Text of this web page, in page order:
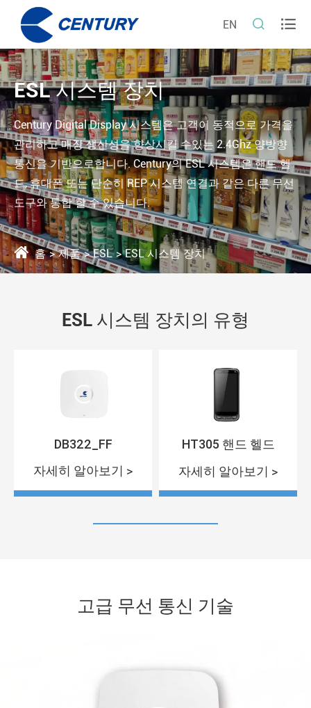
EN  
ESL 시스템 장치
Century Digital Display 시스템은 고객이 동적으로 가격을
관리하고 매장 생산성을 향상시킬 수있는 2.4Ghz 양방향
통신을 기반으로합니다. Century의 ESL 시스템은 핸드 헬
드, 휴대폰 또는 단순히 REP 시스템 연결과 같은 다른 무선
도구와 통합 할 수 있습니다.
홈 제품 ESL ESL 시스템 장치
ESL 시스템 장치의 유형
DB322_FF
자세히 알아보기 >
HT305 핸드 헬드
자세히 알아보기 >
고급 무선 통신 기술